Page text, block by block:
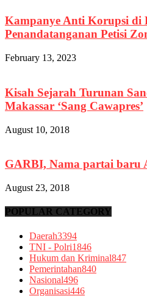
Kampanye Anti Korupsi di
Penandatanganan Petisi
February 13, 2023
Kisah Sejarah Turunan
Makassar ‘Sang Cawapres’
August 10, 2018
GARBI, Nama partai baru
August 23, 2018
POPULAR CATEGORY
Daerah3394
TNI - Polri1846
Hukum dan Kriminal847
Pemerintahan840
Nasional496
Organisasi446